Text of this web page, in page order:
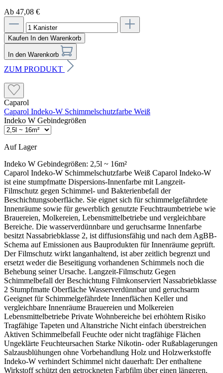
Ab 47,08 €
Kaufen In den Warenkorb
In den Warenkorb
ZUM PRODUKT
Caparol
Caparol Indeko-W Schimmelschutzfarbe Weiß
Indeko W Gebindegrößen
Auf Lager
Indeko W Gebindegrößen: 2,5l ~ 16m²
Caparol Indeko-W Schimmelschutzfarbe Weiß Caparol Indeko-W ist eine stumpfmatte Dispersions-Innenfarbe mit Langzeit-Filmschutz gegen Schimmel- und Bakterienbefall der Beschichtungsoberfläche. Sie eignet sich für schimmelgefährdete Innenräume sowie für gewerblich genutzte Feuchtraumbetriebe wie Brauereien, Molkereien, Lebensmittelbetriebe und vergleichbare Bereiche. Die wasserverdünnbare und geruchsarme Innenfarbe besitzt Nassabriebklasse 2, ist diffusionsfähig und nach dem AgBB-Schema auf Emissionen aus Bauprodukten für Innenräume geprüft. Der Filmschutz wirkt langanhaltend, ist aber zeitlich begrenzt und ersetzt weder die Beseitigung vorhandenen Schimmels noch die Behebung seiner Ursache. Langzeit-Filmschutz Gegen Schimmelbefall der Beschichtung Filmkonserviert Nassabriebklasse 2 Stumpfmatte Oberfläche Wasserverdünnbar und geruchsarm Geeignet für Schimmelgefährdete Innenflächen Keller und vergleichbare Innenräume Brauereien und Molkereien Lebensmittelbetriebe Private Wohnbereiche bei erhöhtem Risiko Tragfähige Tapeten und Altanstriche Nicht einfach überstreichen Aktiven Schimmelbefall Feuchte oder nicht tragfähige Flächen Ungeklärte Feuchteursachen Starke Nikotin- oder Rußablagerungen Salzausblühungen ohne Vorbehandlung Holz und Holzwerkstoffe Indeko-W verhindert Schimmel nicht dauerhaft: Der enthaltene Wirkstoff schützt den getrockneten Farbfilm über einen längeren, aber begrenzten Zeitraum. Feuchtigkeit, Temperatur, Lüftungsverhalten und vorhandener Infektionsdruck beeinflussen die Schutzdauer. Bauliche Feuchteschäden, Wärmebrücken oder falsches Lüften müssen unabhängig vom Anstrich behoben werden. Was macht Caparol Indeko-W besonders? Filmschutz mit Wirkstoffdepot Spezielle Wirkstoffe erschweren den erneuten Schimmel- und Bakterienbefall direkt auf der Beschichtungsoberfläche. Indeko-W ist eine behandelte Ware und keine Sanierung für die Ursache des Befalls. Scheuerbeständige Oberfläche Nassabriebklasse 2 ermöglicht nach vollständiger Durchtrocknung eine vorsichtige feuchte Reinigung mit einem weichen Tuch oder Schwamm. Für Innenräume geprüft Die Beschichtung wurde nach den Kriterien des Ausschusses zur gesundheitlichen Bewertung von Bauprodukten auf Emissionen aus beschichteten Innenflächen geprüft. Passt Indeko-W zu deinem Projekt? Das Produkt passt, wenn … ein erhöhtes Schimmelrisiko im Innenraum besteht der vorhandene Befall bereits fachgerecht entfernt wurde eine scheuerbeständige stumpfmatte Farbe benötigt wird der Untergrund fest, sauber und trocken ist mit Pinsel oder Rolle gearbeitet wird Besser ein anderes Produkt wählen, wenn … kein erhöhtes Schimmelrisiko vorhanden ist eine konservierungsmittelfreie Innenfarbe gewünscht wird eine Außenfläche beschichtet werden soll eine stark beanspruchte Nasszelle vorliegt die Wand dauerhaft feucht bleibt Schimmelbefall fachgerecht vorbereiten 1. Ursache feststellen Vor dem Anstrich muss geklärt werden, warum Schimmel entstanden ist. Typische Ursachen sind erhöhte Feuchtigkeit, Wärmebrücken, Kondenswasser, Wasserschäden oder unzureichende Lüftung. 2. Befall nass entfernen Vorhandenen Schimmelbelag fachgerecht durch Nassreinigung entfernen. Dabei die gesetzlichen und behördlichen Vorgaben zum Umgang mit biologischen Arbeitsstoffen beachten. 3. Mit Capatox behandeln Die gereinigte Fläche anschließend mit Caparol Capatox unverdünnt behandeln und vollständig trocknen lassen. Erst danach darf der weitere Anstrichaufbau ausgeführt werden. Kalk-, Zement- und Gipsputze Kalk- und Zementputze Feste, normal saugende Putze der Klassen CS II bis CS IV können ohne zusätzliche Grundierung beschichtet werden. Grob poröse, sandende oder saugende Putze mit Security Primer Roll-On oder Primalon Tiefgrund LF grundieren. Gipsputze Gipsputze mit Security Primer Roll-On oder Primalon Tiefgrund LF grundieren. Eine vorhandene Sinterhaut zuvor abschleifen und den Schleifstaub vollständig entfernen. Akustikflächen Die Sanierung von Akustikputzen oder Akustikelementdecken erfordert einen besonderen Aufbau. Vor der Beschichtung eine objektbezogene technische Beratung einholen. Gipskarton, Gipsbauplatten und Beton Gipskartonplatten Spachtelgrate abschleifen und die gesamte Fläche mit Security Primer Roll-On oder Primalon Tiefgrund LF grundieren. Gipsbauplatten Saugende Gipsbauplatten ebenfalls mit Security Primer Roll-On oder Primalon Tiefgrund LF vorbereiten. Beton und Porenbeton Auf Beton Trennmittel sowie mehlende und sandende Bestandteile vollständig entfernen. Porenbeton mit Primalon PM 200 grundieren, das im Verhältnis 1 : 5 mit Wasser gemischt wird. Tapeten und vorhandene Beschichtungen Matte Altbeschichtungen Fest haftende, matte und schwach saugende Altbeschichtungen können nach gründlicher Reinigung direkt überarbeitet werden. Glänzende Beschichtungen Glänzende Oberflächen und Lackanstriche anrauen und mit Primalon Universal Haftgrund grundieren. Raufaser und Papiertapeten Fest haftende, ungestrichene Raufaser-, Relief- und Prägetapeten aus Papier können ohne zusätzliche Vorbehandlung beschichtet werden. Lose Tapeten und Kleisterreste vollständig entfernen. Leimfarben, Flecken und Salzausblühungen Leimfarben Alte Leimfarben restlos abwaschen. Nach vollständiger Trocknung mit Security Primer Roll-On oder Primalon Tiefgrund LF grundieren. Nikotin, Ruß und Fett Verunreinigungen mit Wasser und einem fettlösenden Reiniger gründlich abwaschen und trocknen lassen. Vor der gesamten Fläche eine aussagekräftige Probebeschichtung anlegen. Bei starken Ablagerungen kann die Isolierwirkung von Indeko-W nicht ausreichen. Salzausblühungen Salze trocken abbürsten und mit Primalon Tiefgrund TB grundieren. Eine dauerhafte Haftung oder Unterbindung erneut auftretender Salze kann nicht garantiert werden. Acryl- und andere Dichtmassen: Auf Dichtstoffen können Risse, Verfärbungen oder Haftungsprobleme entstehen. Vor der Beschichtung der gesamten Fläche deshalb immer einen Probeanstrich auf dem tatsächlich verwendeten Dichtstoff ausführen. Der richtige Beschichtungsaufbau 1. Untergrund vorbereiten Die Fläche muss fest, tragfähig, trocken und frei von Verschmutzungen sowie trennenden Substanzen sein. Vorhandenen Schimmel fachgerecht entfernen und mit Capatox behandeln. 2. Grund- oder Zwischenanstrich Caparol Indeko-W mit maximal 10 % sauberem Wasser verdünnen und satt sowie gleichmäßig auftragen. 3. Schlussanstrich Nach ausreichender Trocknung den Schlussanstrich mit maximal 5 % Wasser verdünnt ausführen. Die Farbe nass in nass und ohne längere Unterbrechung verarbeiten. Die Mindestauftragsmenge darf nicht unterschritten werden: Die Schichtdicke beeinflusst die Wirkung des Langzeit-Filmschutzes maßgeblich. Indeko-W deshalb nicht besonders dünn ausrollen, sondern je Arbeitsgang mindestens 150 ml/m² satt und gleichmäßig auftragen. Verbrauch und Reichweite Mindestverbrauch Mindestens 150 ml/m² je